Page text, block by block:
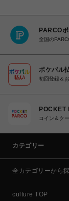
PARCO
全国の
ポケパル
初回登録＆
POCKET
コイン＆ク
カテゴリー
全カテゴリーから
culture TOP